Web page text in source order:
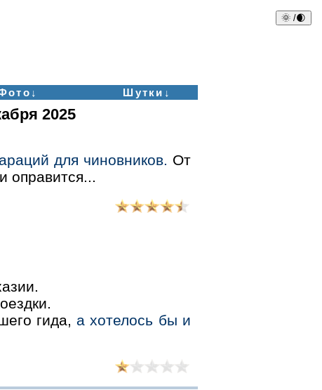
🌞 /🌒
Шутки↓
2025
для чиновников. От
оправится...
гида, а хотелось бы и